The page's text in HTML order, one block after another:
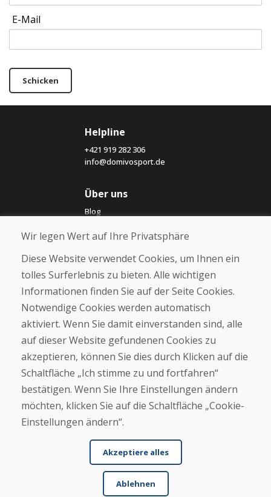
E-Mail
Schicken
Helpline
+421 919 282 306
info@domivosport.de
Über uns
Blog
Geschäft
Kaufen
E-Shop
Impressum
Geschäftsbedingungen
Zahlung
Beschwerde
Rückgabe und Umtausch von Waren
Cookies
Wir legen Wert auf Ihre Privatsphäre
Diese Website verwendet Cookies, um Ihnen ein
tolles Surferlebnis zu bieten. Alle wichtigen
Informationen finden Sie auf der Seite Cookies.
Notwendige Cookies werden automatisch
aktiviert. Wenn Sie damit einverstanden sind, alle
auf dieser Website gefundenen Cookies zu
akzeptieren, können Sie dies durch Klicken auf die
Schaltfläche „Ich stimme zu und fortfahren“
bestätigen. Wenn Sie Ihre Einstellungen ändern
möchten, klicken Sie auf die Schaltfläche „Cookie-
Einstellungen ändern“.
Akzeptiere alles
Ablehnen